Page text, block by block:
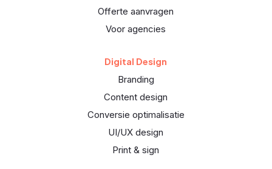
Offerte aanvragen
Voor agencies
Digital Design
Branding
Content design
Conversie optimalisatie
UI/UX design
Print & sign